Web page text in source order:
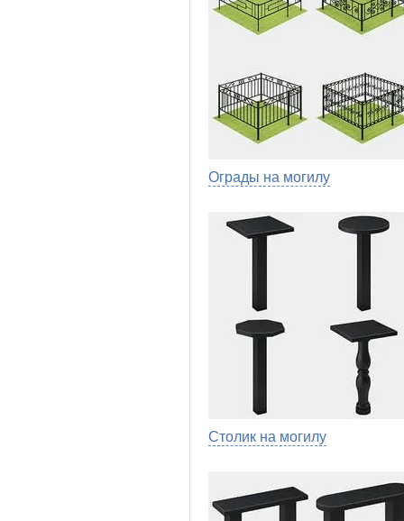
Ограды на могилу
Столик на могилу